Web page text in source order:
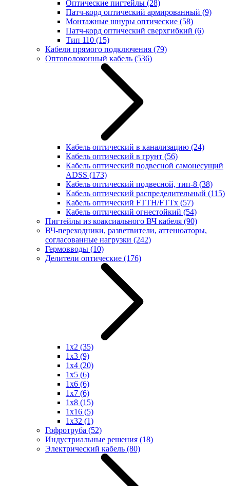
Оптические пигтейлы (28)
Патч-корд оптический армированный (9)
Монтажные шнуры оптические (58)
Патч-корд оптический сверхгибкий (6)
Тип 110 (15)
Кабели прямого подключения (79)
Оптоволоконный кабель (536)
Кабель оптический в канализацию (24)
Кабель оптический в грунт (56)
Кабель оптический подвесной самонесущий
ADSS (173)
Кабель оптический подвесной, тип-8 (38)
Кабель оптический распределительный (115)
Кабель оптический FTTH/FTTx (57)
Кабель оптический огнестойкий (54)
Пигтейлы из коаксиального ВЧ кабеля (90)
ВЧ-переходники, разветвители, аттенюаторы,
согласованные нагрузки (242)
Гермовводы (10)
Делители оптические (176)
1x2 (35)
1x3 (9)
1x4 (20)
1x5 (6)
1x6 (6)
1x7 (6)
1x8 (15)
1x16 (5)
1x32 (1)
Гофротруба (52)
Индустриальные решения (18)
Электрический кабель (80)